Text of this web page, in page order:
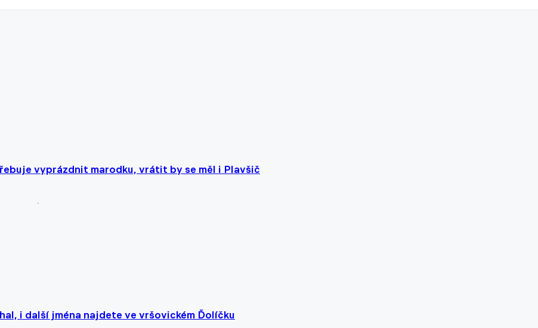
vyprázdnit marodku, vrátit by se měl i Plavšič
i další jména najdete ve vršovickém Ďolíčku